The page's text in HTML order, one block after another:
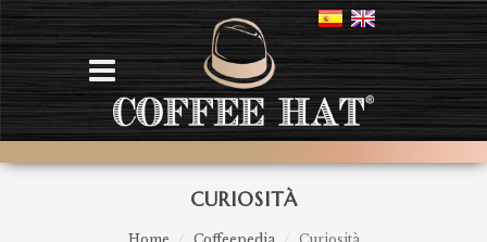
CURIOSITÀ